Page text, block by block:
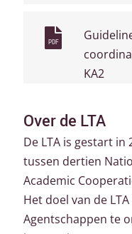
PDF
KA2
Over de LTA
De LTA is gestart in
tussen dertien
Academic
Het doel van de
Agentschappen te